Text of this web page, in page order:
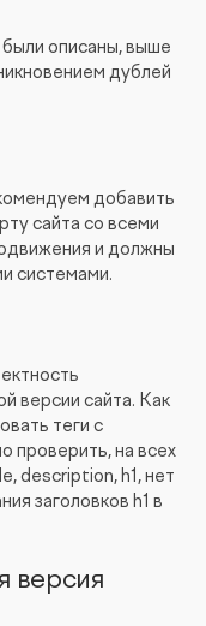
описаны, выше
дублей
добавить
сайта со всеми
и должны
системами.
версии сайта. Как
теги с
проверить, на всех
description, h1, нет
заголовков h1 в
версия